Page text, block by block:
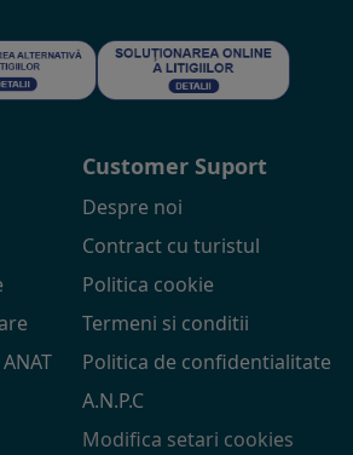
Customer Suport
Despre noi
Contract cu turistul
Politica cookie
Termeni si conditii
Politica de confidentialitate
A.N.P.C
Modifica setari cookies